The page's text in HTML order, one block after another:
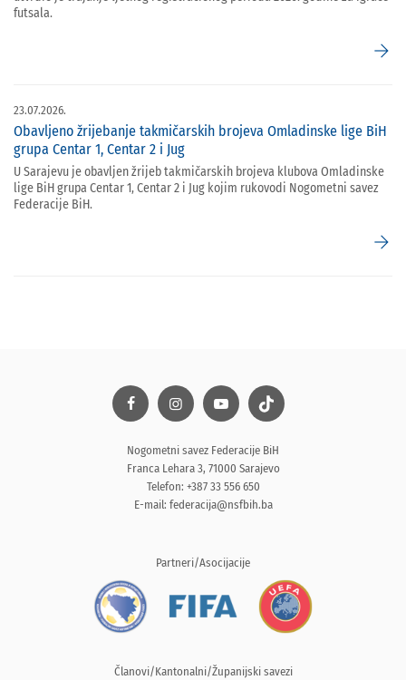
futsala.
arrow_forward
23.07.2026.
Obavljeno žrijebanje takmičarskih brojeva Omladinske lige BiH
grupa Centar 1, Centar 2 i Jug
U Sarajevu je obavljen žrijeb takmičarskih brojeva klubova Omladinske
lige BiH grupa Centar 1, Centar 2 i Jug kojim rukovodi Nogometni savez
Federacije BiH.
arrow_forward
Nogometni savez Federacije BiH
Franca Lehara 3, 71000 Sarajevo
Telefon: +387 33 556 650
E-mail: federacija@nsfbih.ba
Partneri/Asocijacije
Članovi/Kantonalni/Županijski savezi